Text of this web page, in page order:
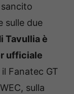
sulle due
Tavullia è
ufficiale
Fanatec GT
sulla